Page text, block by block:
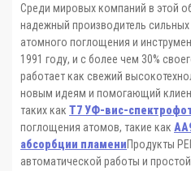
Среди мировых компаний в этой
надежный производитель
атомного поглощения и
1991 году, и с более чем 30%
работает как свежий
новым идеям и помогающий
таких как T7 УФ-вис-
поглощения атомов, такие как
абсорбции пламениПродукты
автоматической работы и